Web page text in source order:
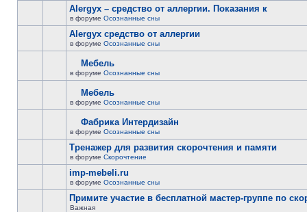
Alergyx – средство от аллергии. Показания к
в форуме Осознанные сны
Alergyx средство от аллергии
в форуме Осознанные сны
Мебель
в форуме Осознанные сны
Мебель
в форуме Осознанные сны
Фабрика Интердизайн
в форуме Осознанные сны
Тренажер для развития скорочтения и памяти
в форуме Скорочтение
imp-mebeli.ru
в форуме Осознанные сны
Примите участие в бесплатной мастер-группе по
Важная